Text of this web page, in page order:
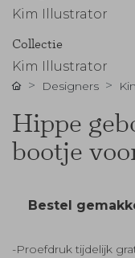
Kim Illustrator
Collectie
Kim Illustrator
Designers
Hippe
bootje
Bestel
-Proefdruk tijdelijk